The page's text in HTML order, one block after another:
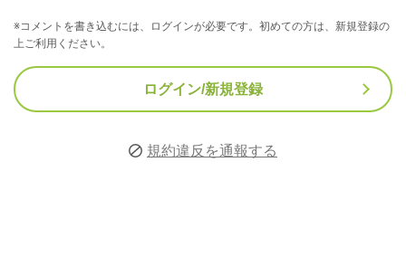
※コメントを書き込むには、ログインが必要です。初めての方は、新規登録の
上ご利用ください。
ログイン/新規登録
規約違反を通報する